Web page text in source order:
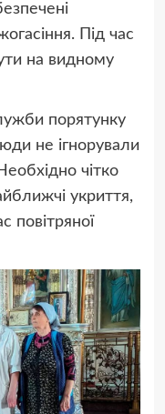
Під час
на видному
порятунку
не ігнорували
чітко
укриття,
повітряної